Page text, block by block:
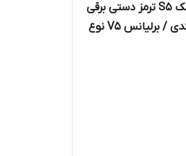
لنت ترمز عقب جک S5 ترمز دستی برقی
/ فولکس واگن کدی / برلیانس V5 نوع